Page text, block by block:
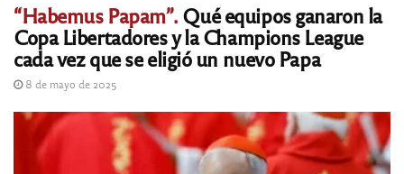
“Habemus Papam”.Qué equipos ganaron la
Copa Libertadores y la Champions League
cada vez que se eligió un nuevo Papa
8 de mayo de 2025